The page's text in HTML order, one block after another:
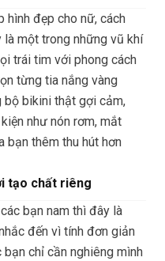
hình đẹp cho nữ, cách
là một trong những vũ khí
trái tim với phong cách
từng tia nắng vàng
bộ bikini thật gợi cảm,
như nón rơm, mắt
bạn thêm thu hút hơn
tạo chất riêng
bạn nam thì đây là
đến vì tính đơn giản
bạn chỉ cần nghiêng mình